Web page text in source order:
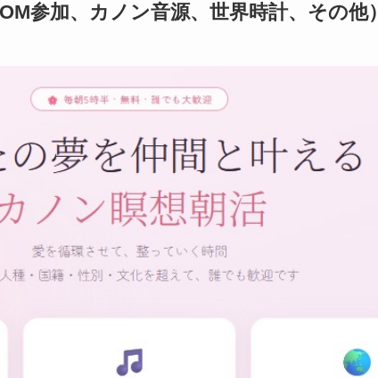
参加、カノン音源、世界時計、その他）